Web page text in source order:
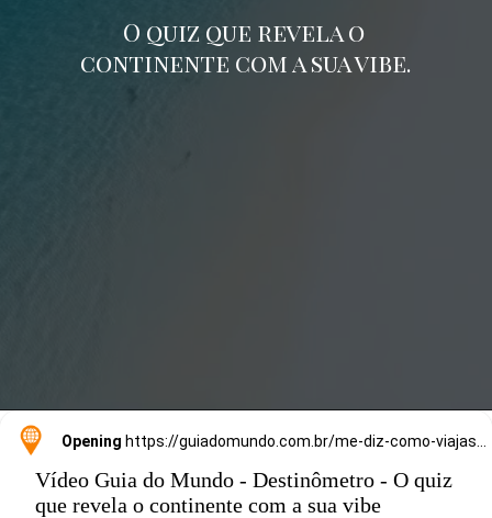
O quiz que revela o
continente com a sua vibe.
Opening
Vídeo Guia do Mundo - Destinômetro - O quiz
que revela o continente com a sua vibe